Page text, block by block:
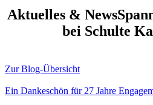
Aktuelles & News
bei Schulte
Zur Blog-Übersicht
Ein Dankeschön für 27 Jahre